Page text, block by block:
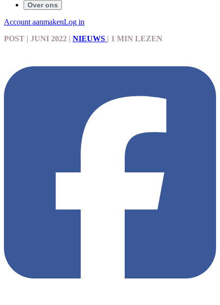
Over ons
Account aanmakenLog in
POST | JUNI 2022 | NIEUWS | 1 MIN LEZEN